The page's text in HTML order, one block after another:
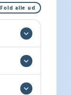
Fold alle ud